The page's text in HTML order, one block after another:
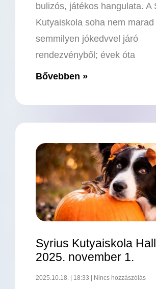
bulizós, játékos hangulata. A
Kutyaiskola soha nem marad
semmilyen jókedvvel járó
rendezvényből; évek óta
Bővebben »
Syrius Kutyaiskola
2025. november 1.
2025.10.18. 18:33 Nincs hozzászólás